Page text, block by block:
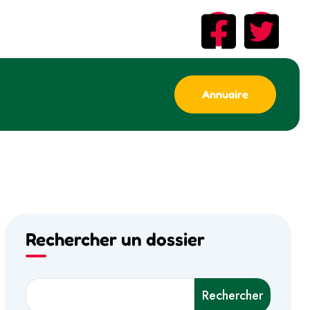
Annuaire
Rechercher un dossier
Rechercher